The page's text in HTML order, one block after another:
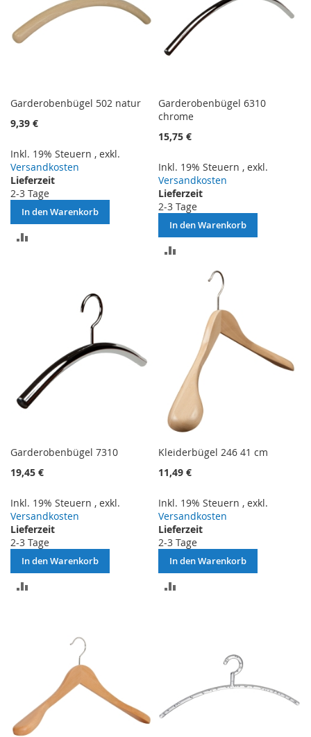
Garderobenbügel 502 natur
9,39 €
Inkl. 19% Steuern , exkl.
Versandkosten
Lieferzeit
2-3 Tage
In den Warenkorb
Garderobenbügel 6310
chrome
15,75 €
Inkl. 19% Steuern ,exkl.
Versandkosten
Lieferzeit
2-3 Tage
In den Warenkorb
VERGLEICHSLISTE
HINZUFÜGEN
Garderobenbügel 7310
19,45 €
Inkl. 19% Steuern , exkl.
Versandkosten
Lieferzeit
2-3 Tage
In den Warenkorb
Kleiderbügel 246 41 cm
11,49 €
Inkl. 19% Steuern ,exkl.
Versandkosten
Lieferzeit
2-3 Tage
In den Warenkorb